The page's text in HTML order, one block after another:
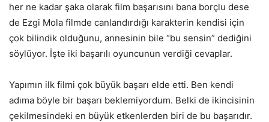
her ne kadar şaka olarak film başarısını bana borçlu dese
de Ezgi Mola filmde canlandırdığı karakterin kendisi için
çok bilindik olduğunu, annesinin bile “bu sensin” dediğini
söylüyor. İşte iki başarılı oyuncunun verdiği cevaplar.
Yapımın ilk filmi çok büyük başarı elde etti. Ben kendi
adıma böyle bir başarı beklemiyordum. Belki de ikincisinin
çekilmesindeki en büyük etkenlerden biri de bu başarıdır.